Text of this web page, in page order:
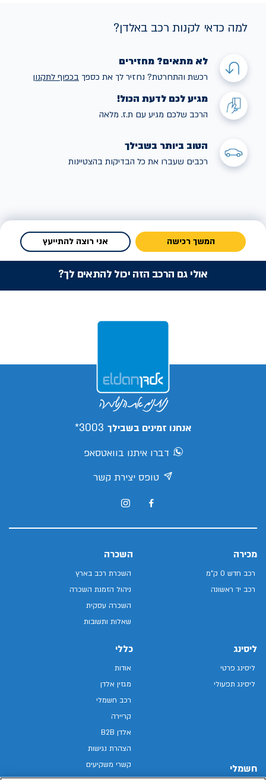
למה כדאי לקנות רכב באלדן?
לא מתאים? מחזירים
רכשת והתחרטת? נחזיר לך את כספך בכפוף לתקנון
מגיע לכם לדעת הכול!
הרכב שלכם מגיע עם ת.ז. מלאה
הטוב ביותר בשבילך
רכבים שעברו את כל הבדיקות בהצטיינות
המשך רכישה אני רוצה להתייעץ
אולי גם הרכב הזה יכול להתאים לך?
אנחנו זמינים בשבילך 3003*
דברו איתנו בוואטסאפ
טופס יצירת קשר
מכירה
רכב חדש 0 ק"מ
רכב יד ראשונה
השכרה
השכרת רכב בארץ
ניהול הזמנת השכרה
השכרה עסקית
שאלות ותשובות
ליסינג
ליסינג פרטי
ליסינג תפעולי
חשמלי
כללי
אודות
מגזין אלדן
רכב חשמלי
קריירה
אלדן B2B
הצהרת נגישות
קשרי משקיעים